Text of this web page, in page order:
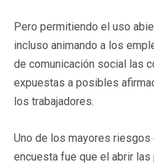
Pero permitiendo el uso
incluso animando a los
de comunicación social las
expuestas a posibles
los trabajadores.
Uno de los mayores
encuesta fue que el abrir